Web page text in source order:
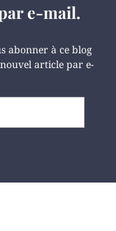
e-mail.
abonner à ce blog
article par e-